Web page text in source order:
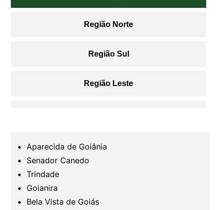
Região Norte
Região Sul
Região Leste
Região Sudoeste
Aparecida de Goiânia
Senador Canedo
Trindade
Goianira
Bela Vista de Goiás